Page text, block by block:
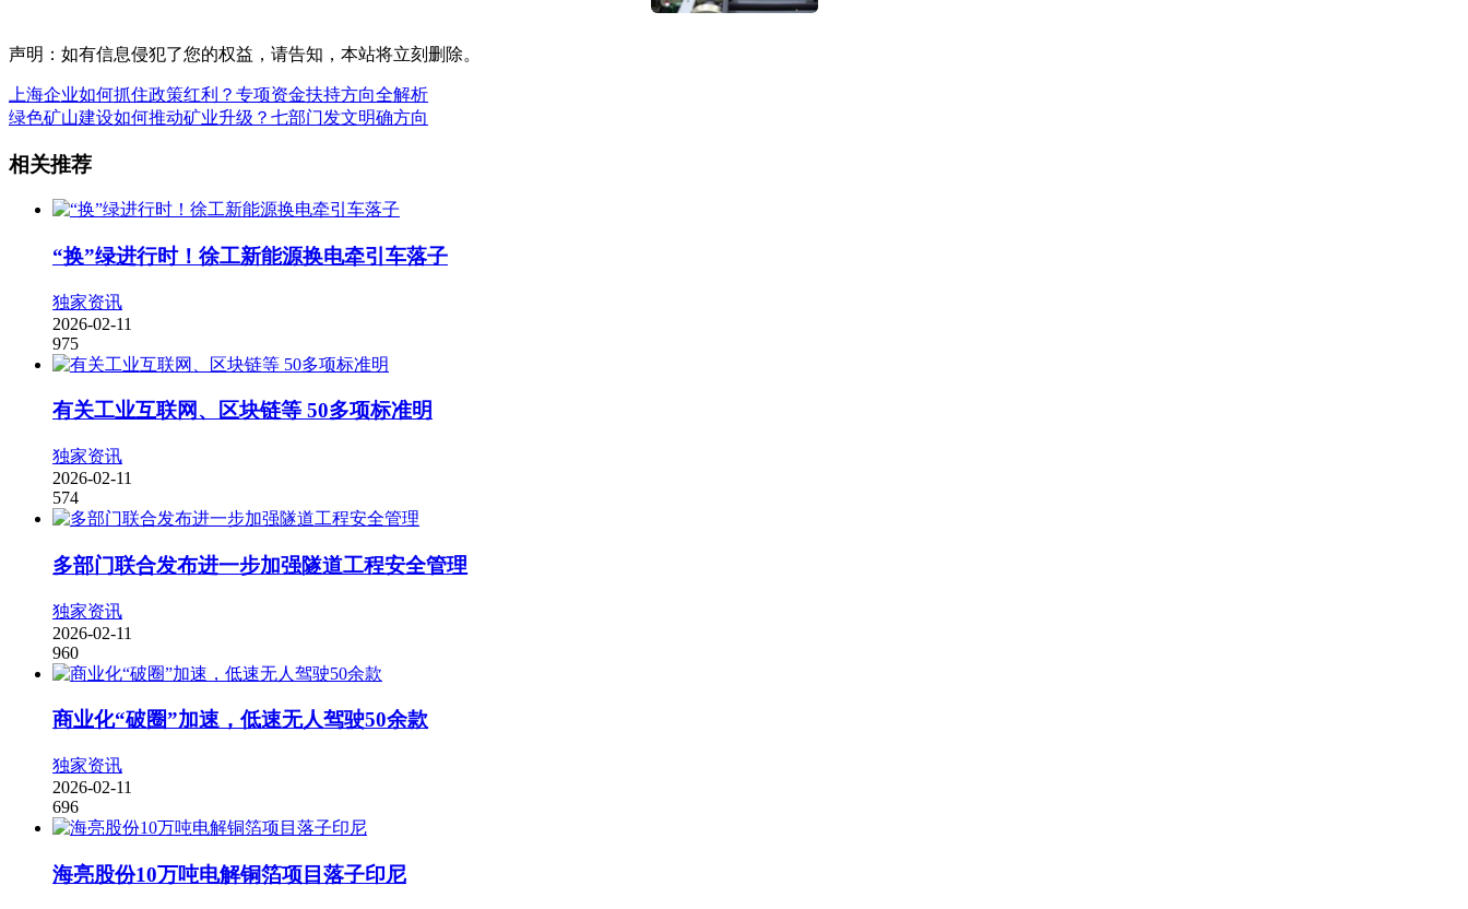
声明：如有信息侵犯了您的权益，请告知，本站将立刻删除。
上海企业如何抓住政策红利？专项资金扶持方向全解析
绿色矿山建设如何推动矿业升级？七部门发文明确方向
相关推荐
“换”绿进行时！徐工新能源换电牵引车落子
独家资讯
2026-02-11
975
有关工业互联网、区块链等 50多项标准明
独家资讯
2026-02-11
574
多部门联合发布进一步加强隧道工程安全管理
独家资讯
2026-02-11
960
商业化“破圈”加速，低速无人驾驶50余款
独家资讯
2026-02-11
696
海亮股份10万吨电解铜箔项目落子印尼